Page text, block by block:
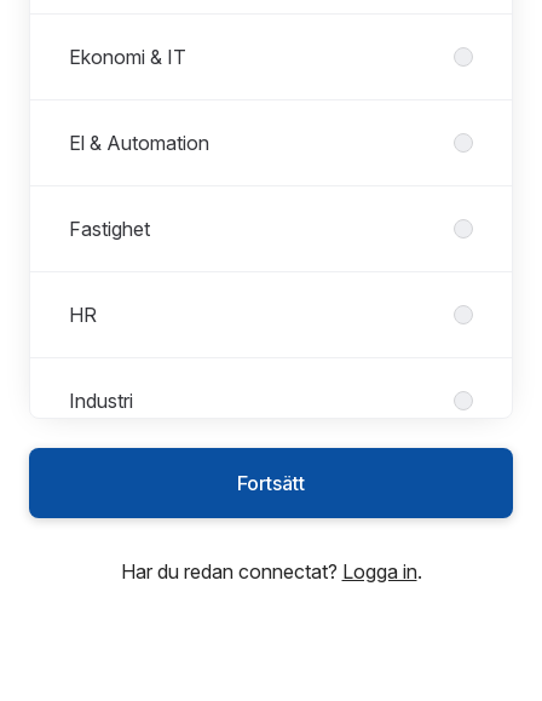
Ekonomi & IT
El & Automation
Fastighet
HR
Industri
Process & Anläggning
Produktion
Fortsätt
Har du redan connectat? Logga in.